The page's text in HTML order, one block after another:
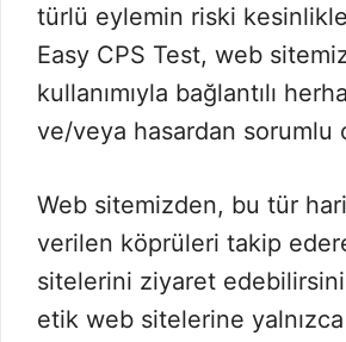
türlü eylemin riski
Easy CPS Test, web
kullanımıyla bağlantılı
ve/veya hasardan sorumlu
Web sitemizden, bu tür
verilen köprüleri takip
sitelerini ziyaret
etik web sitelerine